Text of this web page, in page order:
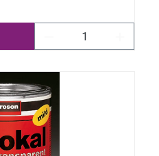
Produkt Anzahl: